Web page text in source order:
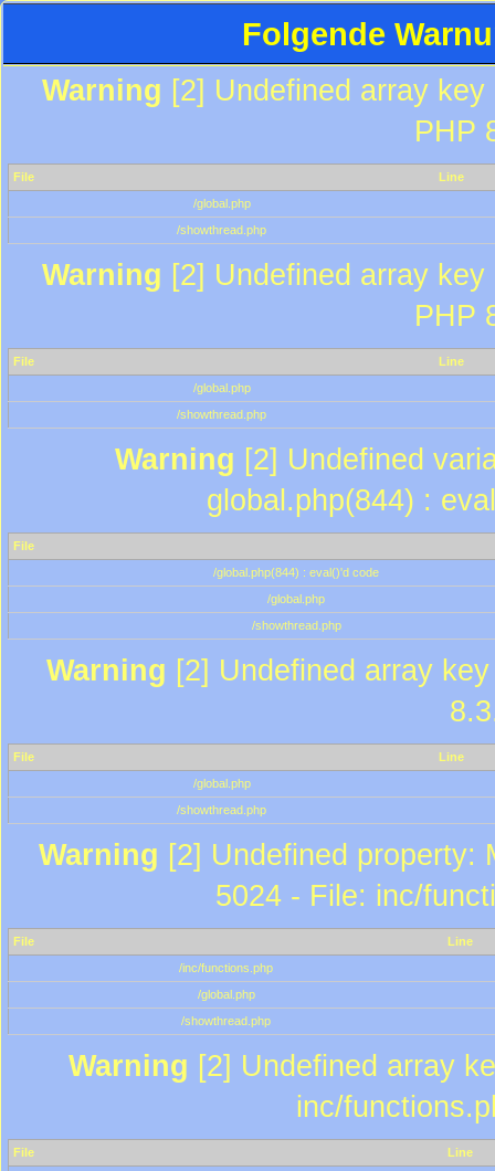
Folgende
Warning [2] Undefined array
PHP
File
Line
/global.php
/showthread.php
Warning [2] Undefined array
PHP
File
Line
/global.php
/showthread.php
Warning [2] Undefined
global.php(844) :
File
/global.php(844) : eval()'d code
/global.php
/showthread.php
Warning [2] Undefined array
File
Line
/global.php
/showthread.php
Warning [2] Undefined property:
5024 - File: inc/
File
Line
/inc/functions.php
/global.php
/showthread.php
Warning [2] Undefined array
inc/
File
Line